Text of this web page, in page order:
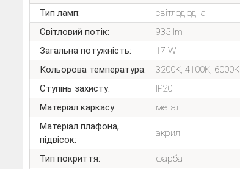
Тип ламп:
світлодіодна
Світловий потік:
935 lm
Загальна потужність:
17 W
Кольорова температура:
3200K, 4100K, 6000K
Ступінь захисту:
IP20
Матеріал каркасу:
метал
Матеріал плафона,
підвісок:
акрил
Тип покриття:
фарба